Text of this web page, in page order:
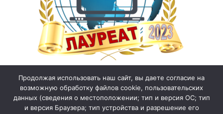
Продолжая использовать наш сайт, вы даете согласие на
возможную обработку файлов cookie, пользовательских
данных (сведения о местоположении; тип и версия ОС; тип
и версия Браузера; тип устройства и разрешение его